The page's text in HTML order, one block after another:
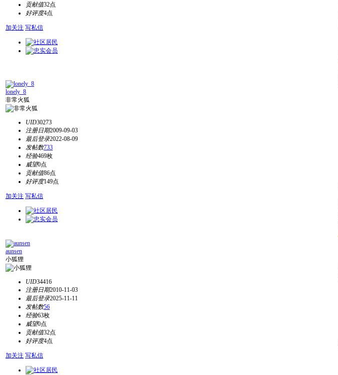
贡献值32点
好评度4点
加关注 写私信
lonely_8
非常火狐
UID30273
注册日期2009-09-03
最后登录2022-08-09
发帖数733
经验469枚
威望0点
贡献值86点
好评度149点
加关注 写私信
aunsen
小狐狸
UID34416
注册日期2010-11-03
最后登录2025-11-11
发帖数56
经验63枚
威望0点
贡献值32点
好评度4点
加关注 写私信